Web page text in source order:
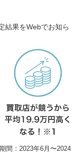
結果をWebでお知ら
間：2023年6月〜2024